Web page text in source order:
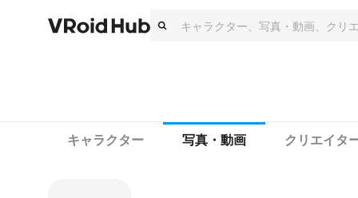
キャラクター 写真・動画 クリエイタ